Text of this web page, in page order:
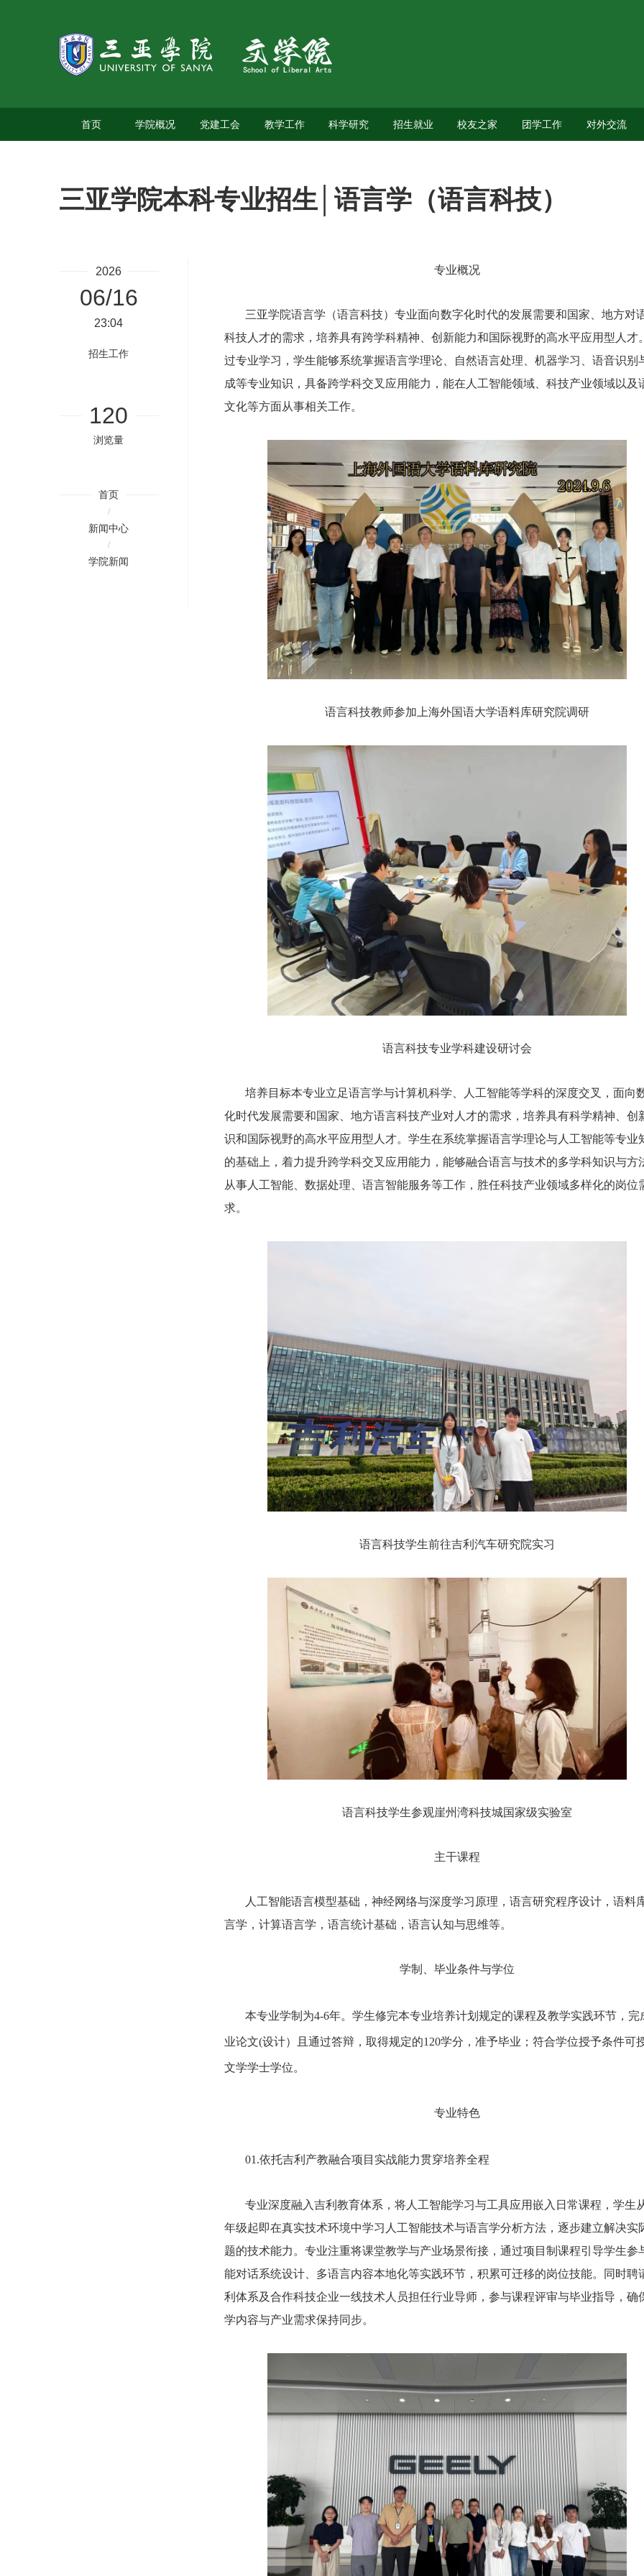
首页 学院概况 党建工会 教学工作 科学研究 招生就业 校友之家 团学工作 对外交流
三亚学院本科专业招生│语言学（语言科技）
2026
06/16
23:04
招生工作
120
浏览量
首页
/
新闻中心
/
学院新闻
专业概况
三亚学院语言学（语言科技）专业面向数字化时代的发展需要和国家、地方对
科技人才的需求，培养具有跨学科精神、创新能力和国际视野的高水平应用型人才
过专业学习，学生能够系统掌握语言学理论、自然语言处理、机器学习、语音识别
成等专业知识，具备跨学科交叉应用能力，能在人工智能领域、科技产业领域以及
文化等方面从事相关工作。
语言科技教师参加上海外国语大学语料库研究院调研
语言科技专业学科建设研讨会
培养目标本专业立足语言学与计算机科学、人工智能等学科的深度交叉，面向
化时代发展需要和国家、地方语言科技产业对人才的需求，培养具有科学精神、创
识和国际视野的高水平应用型人才。学生在系统掌握语言学理论与人工智能等专业
的基础上，着力提升跨学科交叉应用能力，能够融合语言与技术的多学科知识与方
从事人工智能、数据处理、语言智能服务等工作，胜任科技产业领域多样化的岗位
求。
语言科技学生前往吉利汽车研究院实习
语言科技学生参观崖州湾科技城国家级实验室
主干课程
人工智能语言模型基础，神经网络与深度学习原理，语言研究程序设计，语料
言学，计算语言学，语言统计基础，语言认知与思维等。
学制、毕业条件与学位
本专业学制为4-6年。学生修完本专业培养计划规定的课程及教学实践环节，完
业论文(设计）且通过答辩，取得规定的120学分，准予毕业；符合学位授予条件可
文学学士学位。
专业特色
01.依托吉利产教融合项目实战能力贯穿培养全程
专业深度融入吉利教育体系，将人工智能学习与工具应用嵌入日常课程，学生
年级起即在真实技术环境中学习人工智能技术与语言学分析方法，逐步建立解决实
题的技术能力。专业注重将课堂教学与产业场景衔接，通过项目制课程引导学生参
能对话系统设计、多语言内容本地化等实践环节，积累可迁移的岗位技能。同时聘
利体系及合作科技企业一线技术人员担任行业导师，参与课程评审与毕业指导，确
学内容与产业需求保持同步。